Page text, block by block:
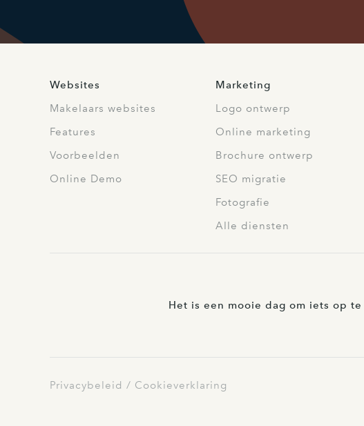
Websites
Makelaars websites
Features
Voorbeelden
Online Demo
Marketing
Logo ontwerp
Online marketing
Brochure ontwerp
SEO migratie
Fotografie
Alle diensten
Het is een mooie dag om iets op
Privacybeleid Cookieverklaring